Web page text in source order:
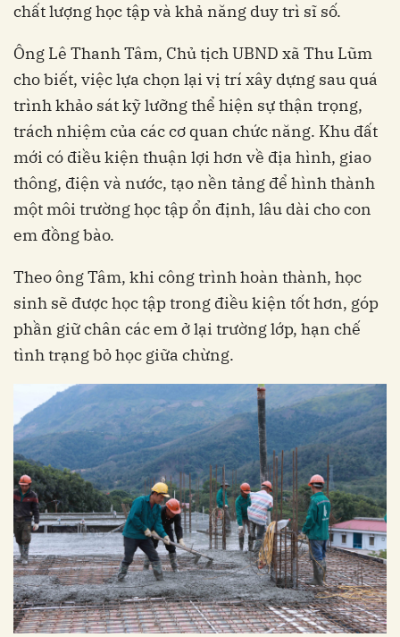
chất lượng học tập và khả năng duy trì sĩ số.
Ông Lê Thanh Tâm, Chủ tịch UBND xã Thu Lũm
cho biết, việc lựa chọn lại vị trí xây dựng sau quá
trình khảo sát kỹ lưỡng thể hiện sự thận trọng,
trách nhiệm của các cơ quan chức năng. Khu đất
mới có điều kiện thuận lợi hơn về địa hình, giao
thông, điện và nước, tạo nền tảng để hình thành
một môi trường học tập ổn định, lâu dài cho con
em đồng bào.
Theo ông Tâm, khi công trình hoàn thành, học
sinh sẽ được học tập trong điều kiện tốt hơn, góp
phần giữ chân các em ở lại trường lớp, hạn chế
tình trạng bỏ học giữa chừng.